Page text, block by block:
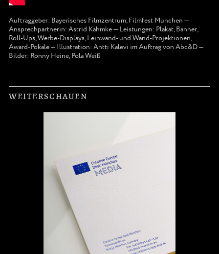
Auftraggeber: Bayerisches Filmzentrum, Filmfest München —
Ansprechpartnerin: Astrid Kahmke — Leistungen: Plakat, Banner,
Roll-Ups, Werbe-Displays, Leinwand- und Wand-Projektionen,
Award-Pokale — Illustration: Antti Kalevi im Auftrag von Abc&D —
Bilder: Ronny Heine, Pola Weiß
WEITERSCHAUEN